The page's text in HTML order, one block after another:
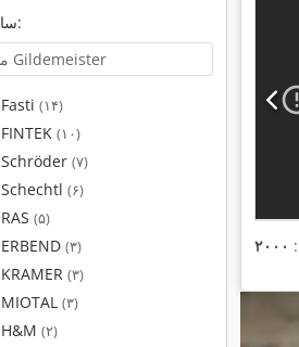
سازنده:
Fasti (۱۴)
FINTEK (۱۰)
Schröder (۷)
Schechtl (۶)
RAS (۵)
ERBEND (۳)
KRAMER (۳)
MIOTAL (۳)
H&M (۲)
۲۰۰۰